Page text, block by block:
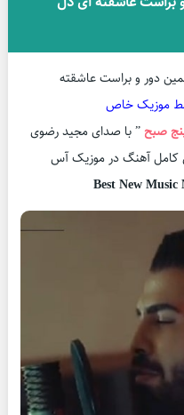
دور و براست عاشقته
موزیک خاص
صبح” با صدای مجید رضوی
Best New